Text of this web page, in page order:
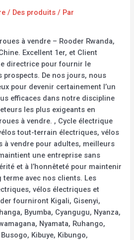
/ Des produits / Par
à vendre – Rooder Rwanda,
Excellent 1er, et Client
directrice pour fournir le
De nos jours, nous
pour devenir certainement l’un
efficaces dans notre discipline
les plus exigeants en
à vendre. , Cycle électrique
tout-terrain électriques, vélos
vendre pour adultes, meilleurs
une entreprise sans
et à l’honnêteté pour maintenir
avec nos clients. Les
vélos électriques et
fourniront Kigali, Gisenyi,
Byumba, Cyangugu, Nyanza,
Nyamata, Ruhango,
Kibuye, Kibungo,